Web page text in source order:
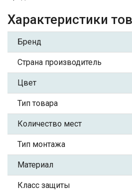
Характеристики
Бренд
Страна производитель
Цвет
Тип товара
Количество мест
Тип монтажа
Материал
Класс защиты